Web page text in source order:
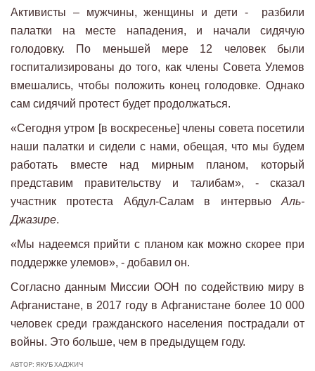
Активисты – мужчины, женщины и дети - разбили
палатки на месте нападения, и начали сидячую
голодовку. По меньшей мере 12 человек были
госпитализированы до того, как члены Совета Улемов
вмешались, чтобы положить конец голодовке. Однако
сам сидячий протест будет продолжаться.
«Сегодня утром [в воскресенье] члены совета посетили
наши палатки и сидели с нами, обещая, что мы будем
работать вместе над мирным планом, который
представим правительству и талибам», - сказал
участник протеста Абдул-Салам в интервью Аль-
Джазире.
«Мы надеемся прийти с планом как можно скорее при
поддержке улемов», - добавил он.
Согласно данным Миссии ООН по содействию миру в
Афганистане, в 2017 году в Афганистане более 10 000
человек среди гражданского населения пострадали от
войны. Это больше, чем в предыдущем году.
АВТОР: ЯКУБ ХАДЖИЧ